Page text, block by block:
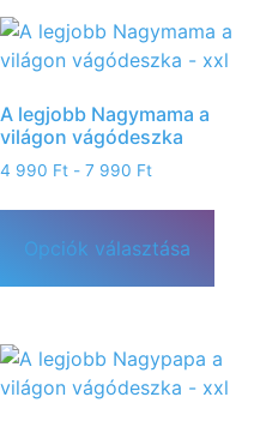
A legjobb Nagymama a
világon vágódeszka
4 990 Ft - 7 990 Ft
Opciók választása